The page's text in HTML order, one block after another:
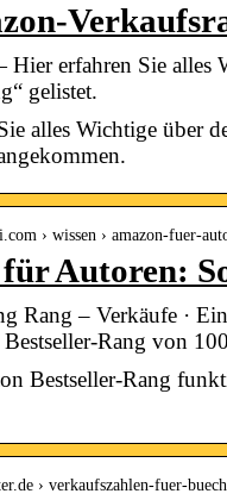
erfahren Sie alles
gelistet.
alles Wichtige über
› wissen › amazon-fuer-
Autoren:
Rang – Verkäufe ·
Bestseller-Rang von
Bestseller-Rang
› verkaufszahlen-fuer-